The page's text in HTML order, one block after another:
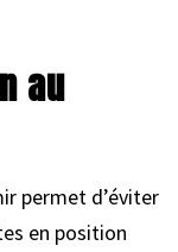
au
permet d’éviter
en position